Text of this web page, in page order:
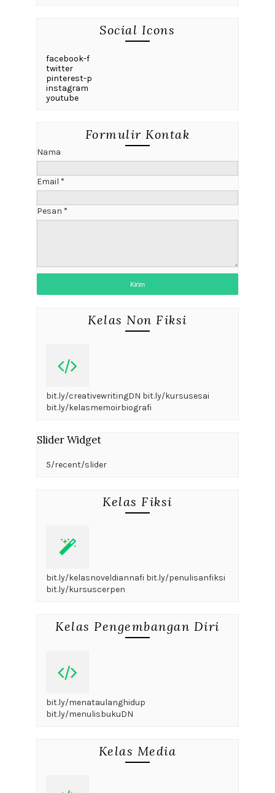
Social Icons
facebook-f
twitter
pinterest-p
instagram
youtube
Formulir Kontak
Nama
Email *
Pesan *
Kelas Non Fiksi
bit.ly/creativewritingDN bit.ly/kursusesai
bit.ly/kelasmemoirbiografi
Slider Widget
5/recent/slider
Kelas Fiksi
bit.ly/kelasnoveldiannafi bit.ly/penulisanfiksi
bit.ly/kursuscerpen
Kelas Pengembangan Diri
bit.ly/menataulanghidup
bit.ly/menulisbukuDN
Kelas Media